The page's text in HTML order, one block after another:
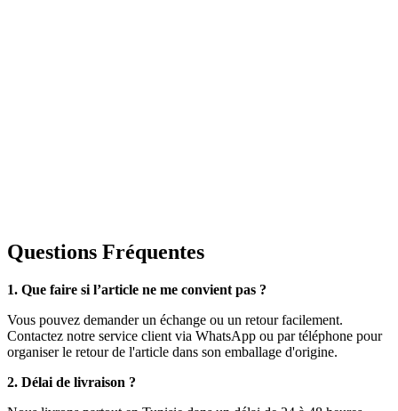
Questions Fréquentes
1. Que faire si l’article ne me convient pas ?
Vous pouvez demander un échange ou un retour facilement.
Contactez notre service client via WhatsApp ou par téléphone pour
organiser le retour de l'article dans son emballage d'origine.
2. Délai de livraison ?